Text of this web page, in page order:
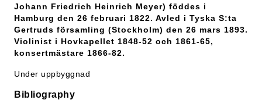
Johann Friedrich Heinrich Meyer) föddes i
Hamburg den 26 februari 1822. Avled i Tyska S:ta
Gertruds församling (Stockholm) den 26 mars 1893.
Violinist i Hovkapellet 1848-52 och 1861-65,
konsertmästare 1866-82.
Under uppbyggnad
Bibliography